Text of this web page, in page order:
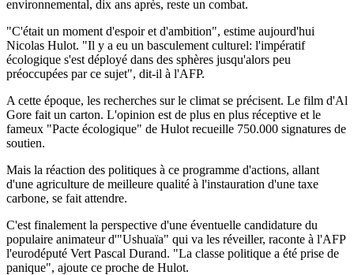
environnemental, dix ans après, reste un combat.
"C'était un moment d'espoir et d'ambition", estime aujourd'hui
Nicolas Hulot. "Il y a eu un basculement culturel: l'impératif
écologique s'est déployé dans des sphères jusqu'alors peu
préoccupées par ce sujet", dit-il à l'AFP.
A cette époque, les recherches sur le climat se précisent. Le film d'Al
Gore fait un carton. L'opinion est de plus en plus réceptive et le
fameux "Pacte écologique" de Hulot recueille 750.000 signatures de
soutien.
Mais la réaction des politiques à ce programme d'actions, allant
d'une agriculture de meilleure qualité à l'instauration d'une taxe
carbone, se fait attendre.
C'est finalement la perspective d'une éventuelle candidature du
populaire animateur d'"Ushuaïa" qui va les réveiller, raconte à l'AFP
l'eurodéputé Vert Pascal Durand. "La classe politique a été prise de
panique", ajoute ce proche de Hulot.